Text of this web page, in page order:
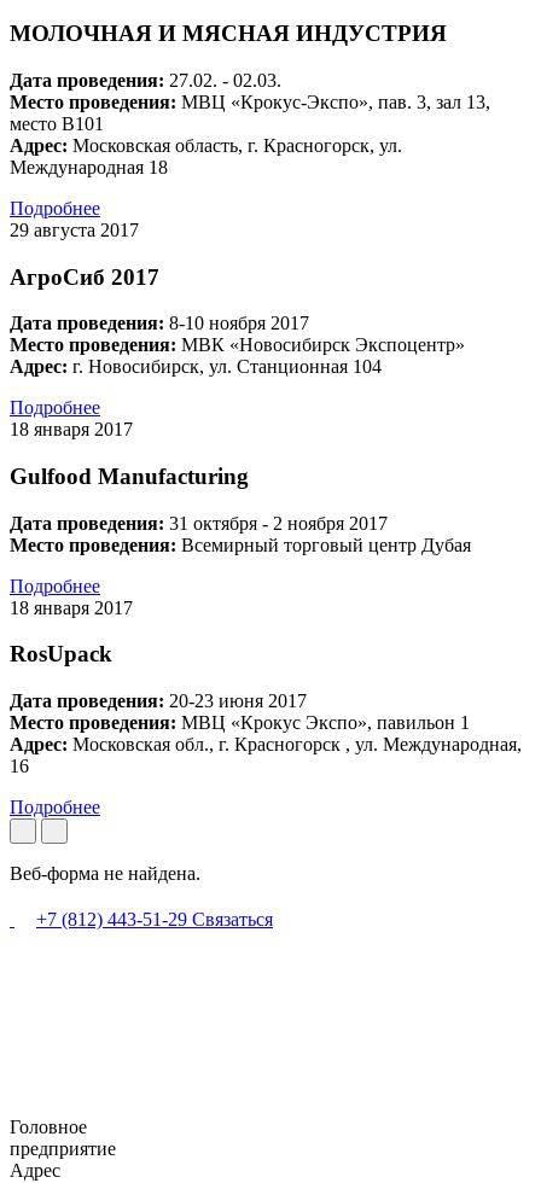
МОЛОЧНАЯ И МЯСНАЯ ИНДУСТРИЯ
Дата проведения: 27.02. - 02.03.
Место проведения: МВЦ «Крокус-Экспо», пав. 3, зал 13,
место В101
Адрес: Московская область, г. Красногорск, ул.
Международная 18
Подробнее
29 августа 2017
АгроСиб 2017
Дата проведения: 8-10 ноября 2017
Место проведения: МВК «Новосибирск Экспоцентр»
Адрес: г. Новосибирск, ул. Станционная 104
Подробнее
18 января 2017
Gulfood Manufacturing
Дата проведения: 31 октября - 2 ноября 2017
Место проведения: Всемирный торговый центр Дубая
Подробнее
18 января 2017
RosUpack
Дата проведения: 20-23 июня 2017
Место проведения: МВЦ «Крокус Экспо», павильон 1
Адрес: Московская обл., г. Красногорск , ул. Международная,
16
Подробнее
Веб-форма не найдена.
+7 (812) 443-51-29 Связаться
Головное
предприятие
Адрес